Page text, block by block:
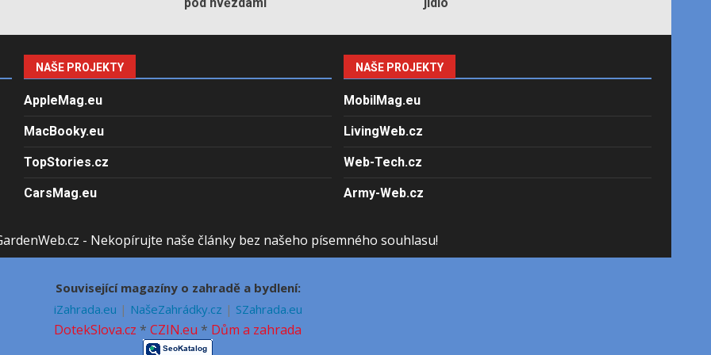
NAŠE PROJEKTY
AppleMag.eu
MacBooky.eu
TopStories.cz
CarsMag.eu
NAŠE PROJEKTY
MobilMag.eu
LivingWeb.cz
Web-Tech.cz
Army-Web.cz
- Nekopírujte naše články bez našeho písemného souhlasu!
Související magazíny o zahradě a bydlení:
iZahrada.eu | NašeZahrádky.cz | SZahrada.eu
DotekSlova.cz * CZIN.eu * Dům a zahrada